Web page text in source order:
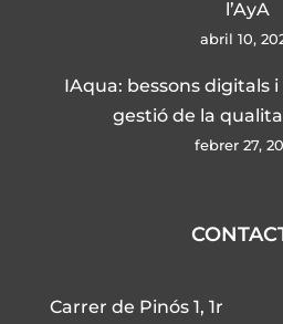
l’AyA
abril 10,
IAqua: bessons digitals
gestió de la
febrer 27,
Carrer de Pinós 1, 1r